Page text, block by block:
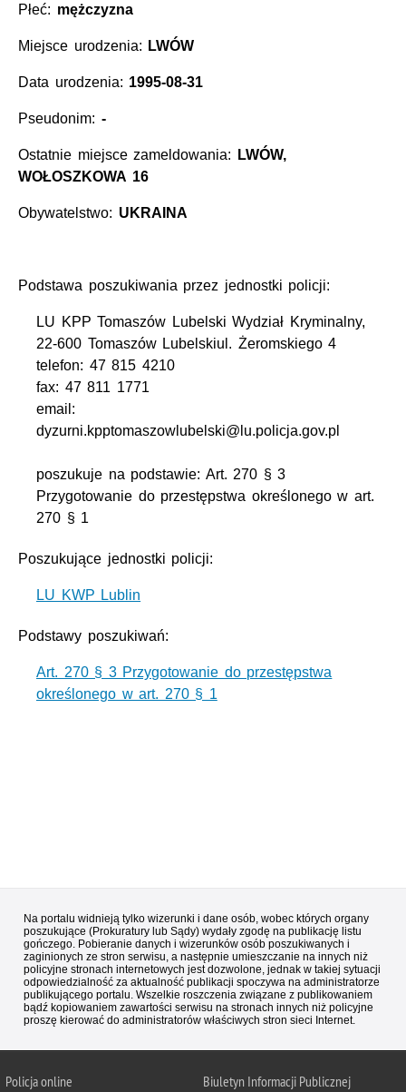
Płeć: mężczyzna
Miejsce urodzenia: LWÓW
Data urodzenia: 1995-08-31
Pseudonim: -
Ostatnie miejsce zameldowania:
LWÓW,
WOŁOSZKOWA 16
Obywatelstwo: UKRAINA
Podstawa poszukiwania przez jednostki policji:
LU KPP Tomaszów Lubelski Wydział Kryminalny,
22-600 Tomaszów Lubelskiul. Żeromskiego 4
telefon: 47 815 4210
fax: 47 811 1771
email:
dyzurni.kpptomaszowlubelski@lu.policja.gov.pl
poszukuje na podstawie: Art. 270 § 3
Przygotowanie do przestępstwa określonego w art.
270 § 1
Poszukujące jednostki policji:
LU KWP Lublin
Podstawy poszukiwań:
Art. 270 § 3 Przygotowanie do przestępstwa
określonego w art. 270 § 1
Na portalu widnieją tylko wizerunki i dane osób, wobec których organy
poszukujące (Prokuratury lub Sądy) wydały zgodę na publikację listu
gończego. Pobieranie danych i wizerunków osób poszukiwanych i
zaginionych ze stron serwisu, a następnie umieszczanie na innych niż
policyjne stronach internetowych jest dozwolone, jednak w takiej sytuacji
odpowiedzialność za aktualność publikacji spoczywa na administratorze
publikującego portalu. Wszelkie roszczenia związane z publikowaniem
bądź kopiowaniem zawartości serwisu na stronach innych niż policyjne
proszę kierować do administratorów właściwych stron sieci Internet.
Policjaonline Biuletyn Informacji Publicznej